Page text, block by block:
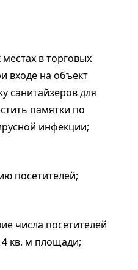
в торговых
входе на объект
санитайзеров для
памятки по
инфекции;
посетителей;
числа посетителей
4 кв. м площади;